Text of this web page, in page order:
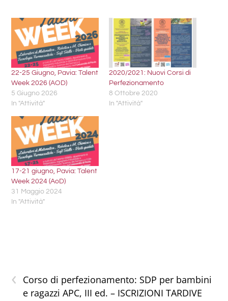
22-25 Giugno, Pavia: Talent
Week 2026 (AOD)
5 Giugno 2026
In "Attività"
2020/2021: Nuovi Corsi di
Perfezionamento
8 Ottobre 2020
In "Attività"
17-21 giugno, Pavia: Talent
Week 2024 (AoD)
31 Maggio 2024
In "Attività"
‹
Corso di perfezionamento: SDP per bambini
e ragazzi APC, III ed. – ISCRIZIONI TARDIVE